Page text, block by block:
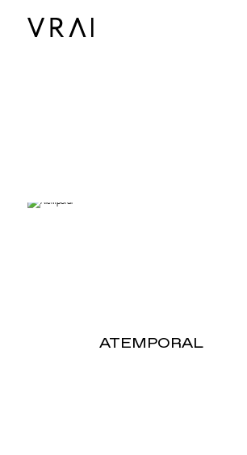
ATEMPORAL